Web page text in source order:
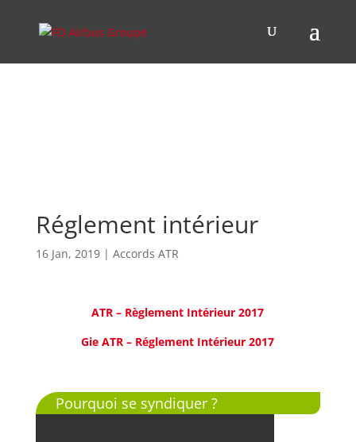
Réglement intérieur
16 Jan, 2019| Accords ATR
ATR – Règlement Intérieur 2017
Gie ATR – Réglement Intérieur 2017
Pourquoi se syndiquer ?